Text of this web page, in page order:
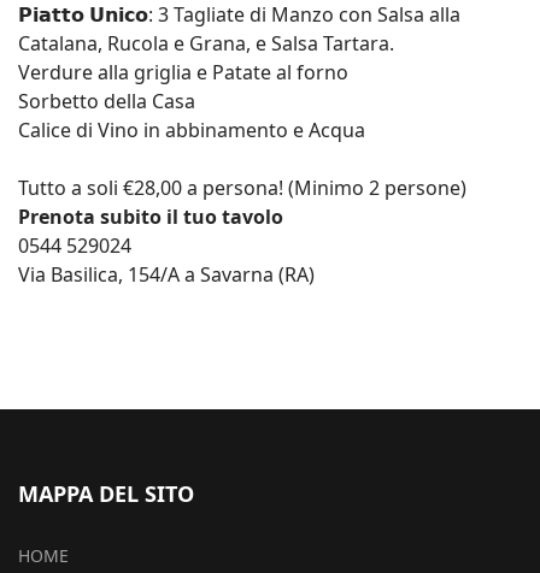
𝗣𝗶𝗮𝘁𝘁𝗼 𝗨𝗻𝗶𝗰𝗼: 3 Tagliate di Manzo con Salsa alla
Catalana, Rucola e Grana, e Salsa Tartara.
Verdure alla griglia e Patate al forno
Sorbetto della Casa
Calice di Vino in abbinamento e Acqua
Tutto a soli €28,00 a persona! (Minimo 2 persone)
Prenota subito il tuo tavolo
0544 529024
Via Basilica, 154/A a Savarna (RA)
MAPPA DEL SITO
HOME